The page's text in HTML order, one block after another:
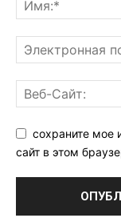
сохраните мое
сайт в этом